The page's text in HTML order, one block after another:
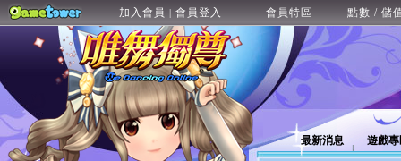
加入會員 | 會員登入 會員特區 點數 / 儲
最新消息 遊戲